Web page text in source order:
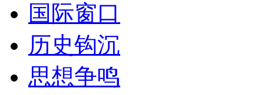
国际窗口
历史钩沉
思想争鸣